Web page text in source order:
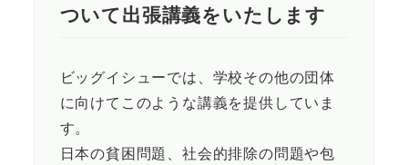
ついて出張講義をいたします
ビッグイシューでは、学校その他の団体
に向けてこのような講義を提供していま
す。
日本の貧困問題、社会的排除の問題や包